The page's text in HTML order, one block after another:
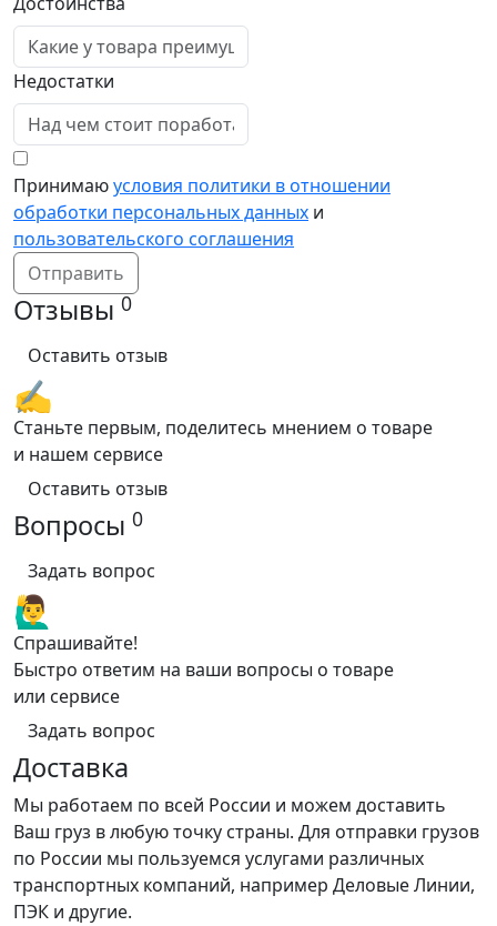
Недостатки
Принимаюусловия политики в отношении
обработки персональных данных и
пользовательского соглашения
Отправить
Отзывы 0
Оставить отзыв
✍️
Станьте первым, поделитесь мнением о товаре
и нашем сервисе
Оставить отзыв
Вопросы 0
Задать вопрос
🙋‍♂️
Спрашивайте!
Быстро ответим на ваши вопросы о товаре
или сервисе
Задать вопрос
Доставка
Мы работаем по всей России и можем доставить
Ваш груз в любую точку страны. Для отправки грузов
по России мы пользуемся услугами различных
транспортных компаний, например Деловые Линии,
ПЭК и другие.